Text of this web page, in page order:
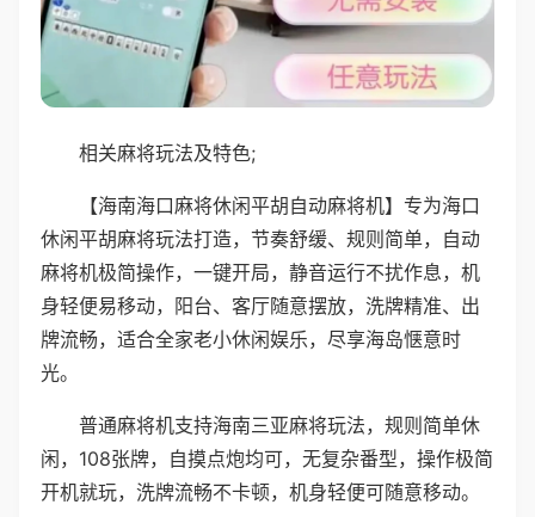
相关麻将玩法及特色;
【海南海口麻将休闲平胡自动麻将机】专为海口
休闲平胡麻将玩法打造，节奏舒缓、规则简单，自动
麻将机极简操作，一键开局，静音运行不扰作息，机
身轻便易移动，阳台、客厅随意摆放，洗牌精准、出
牌流畅，适合全家老小休闲娱乐，尽享海岛惬意时
光。
普通麻将机支持海南三亚麻将玩法，规则简单休
闲，108张牌，自摸点炮均可，无复杂番型，操作极简
开机就玩，洗牌流畅不卡顿，机身轻便可随意移动。